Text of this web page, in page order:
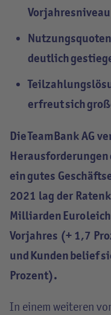
Vorjahresniveau
deutlich
erfreut sich
Die TeamBank AG
Herausforderungen
ein gutes
2021 lag der
Milliarden Euro
Vorjahres (+ 1,7
und Kunden belief
Prozent).
In einem weiteren